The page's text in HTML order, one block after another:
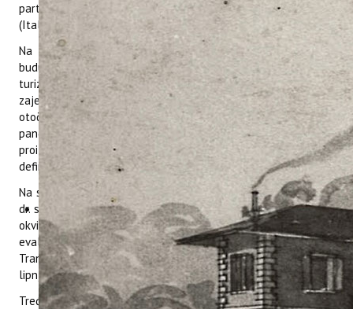
partnera projekta ANCI Association of Tuscan Municipalities
(Italija).
Na sastanku se raspravljalo o aktivnostima projekta te
budućim koracima za poticanje održivog i cjelogodišnjeg
turizma na Mediteranskim otocima. Prezentiran je prvi nacrt
zajedničke transnacionalne strategije za mediteranske
otočne destinacije koja kao polazišnu osnovu analizira utjecaj
pandemije COVID-19 na turizam, trendove u održivoj
proizvodnji i potrošnji, prilike i izazove Mediteranskih otoka te
definira zajedničku viziju i misiju, vrijednosti i ciljeve.
Na sastancima su aktivno sudjelovale predstavnice Instituta
dr. sc. Kristina Brščić, Tina Šugar, Ana Čehić i Joelle Živolić, a u
okviru sastanaka Ana Čehić prezentirala je rezultate
evaluacijskog upitnika za sudionike radionice „2nd
Transnational Policy Exchange Workshop” koja se održala 30.
lipnja 2021. godine.
Treća radionica Transnational Policy Exchange Workshop –